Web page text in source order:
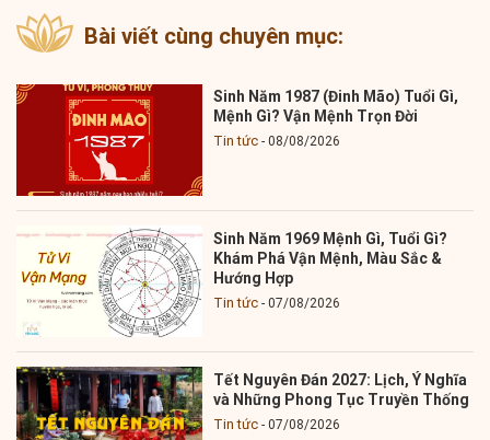
Bài viết cùng chuyên mục:
Sinh Năm 1987 (Đinh Mão) Tuổi Gì,
Mệnh Gì? Vận Mệnh Trọn Đời
Tin tức 08/08/2026
Sinh Năm 1969 Mệnh Gì, Tuổi Gì?
Khám Phá Vận Mệnh, Màu Sắc &
Hướng Hợp
Tin tức 07/08/2026
Tết Nguyên Đán 2027: Lịch, Ý Nghĩa
và Những Phong Tục Truyền Thống
Tin tức 07/08/2026